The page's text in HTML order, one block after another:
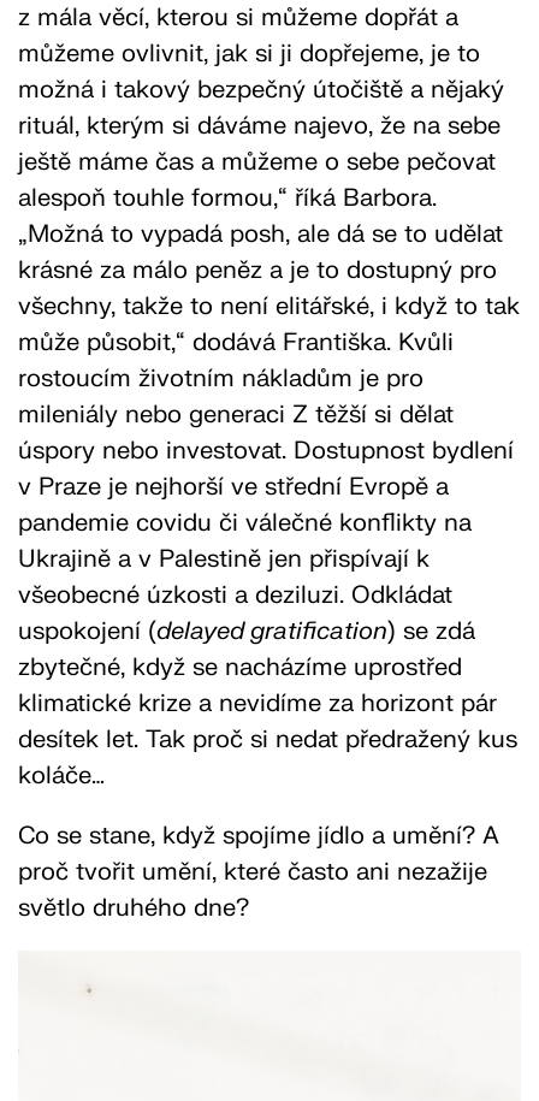
z mála věcí, kterou si můžeme dopřát a
můžeme ovlivnit, jak si ji dopřejeme, je to
možná i takový bezpečný útočiště a nějaký
rituál, kterým si dáváme najevo, že na sebe
ještě máme čas a můžeme o sebe pečovat
alespoň touhle formou,“ říká Barbora.
„Možná to vypadá posh, ale dá se to udělat
krásné za málo peněz a je to dostupný pro
všechny, takže to není elitářské, i když to tak
může působit,“ dodává Františka. Kvůli
rostoucím životním nákladům je pro
mileniály nebo generaci Z těžší si dělat
úspory nebo investovat. Dostupnost bydlení
v Praze je nejhorší ve střední Evropě a
pandemie covidu či válečné konflikty na
Ukrajině a v Palestině jen přispívají k
všeobecné úzkosti a deziluzi. Odkládat
uspokojení (delayed gratification) se zdá
zbytečné, když se nacházíme uprostřed
klimatické krize a nevidíme za horizont pár
desítek let. Tak proč si nedat předražený kus
koláče…
Co se stane, když spojíme jídlo a umění? A
proč tvořit umění, které často ani nezažije
světlo druhého dne?